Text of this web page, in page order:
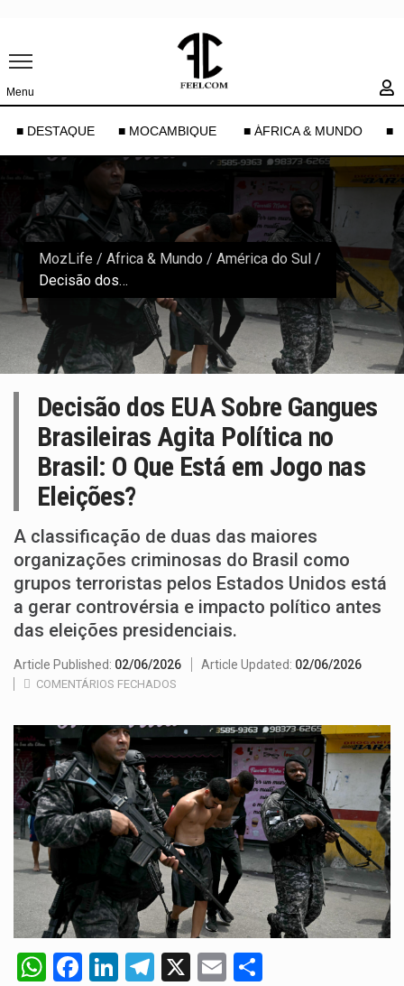
Menu
■ DESTAQUE ■ MOCAMBIQUE ■ ÁFRICA & MUNDO ■
MozLife / Africa & Mundo / América do Sul /
Decisão dos EUA Sobre Gangues Brasileiras Agita Política no Brasil: O Que Está em Jogo nas Eleições?
Decisão dos EUA Sobre Gangues
Brasileiras Agita Política no
Brasil: O Que Está em Jogo nas
Eleições?
A classificação de duas das maiores
organizações criminosas do Brasil como
grupos terroristas pelos Estados Unidos está
a gerar controvérsia e impacto político antes
das eleições presidenciais.
Article Published: 02/06/2026 Article Updated: 02/06/2026
COMENTÁRIOS FECHADOS
W F
Li
T
X
E